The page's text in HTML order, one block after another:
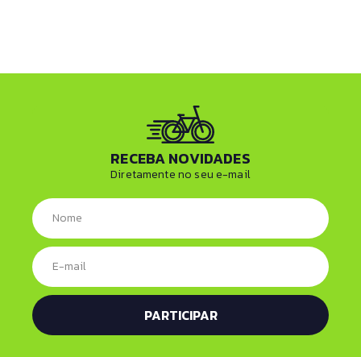
RECEBA NOVIDADES
Diretamente no seu e-mail